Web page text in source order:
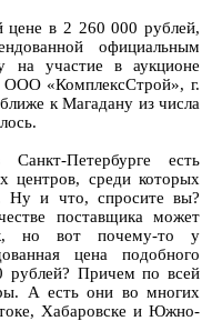
цене в 2 260 000 рублей,
официальным
на участие в аукционе
ООО «КомплексСтрой», г.
к Магадану из числа
Петербурге есть
центров, среди которых
Ну и что, спросите вы?
поставщика может
но вот почему-то у
цена подобного
рублей? Причем по всей
А есть они во многих
Хабаровске и Южно-